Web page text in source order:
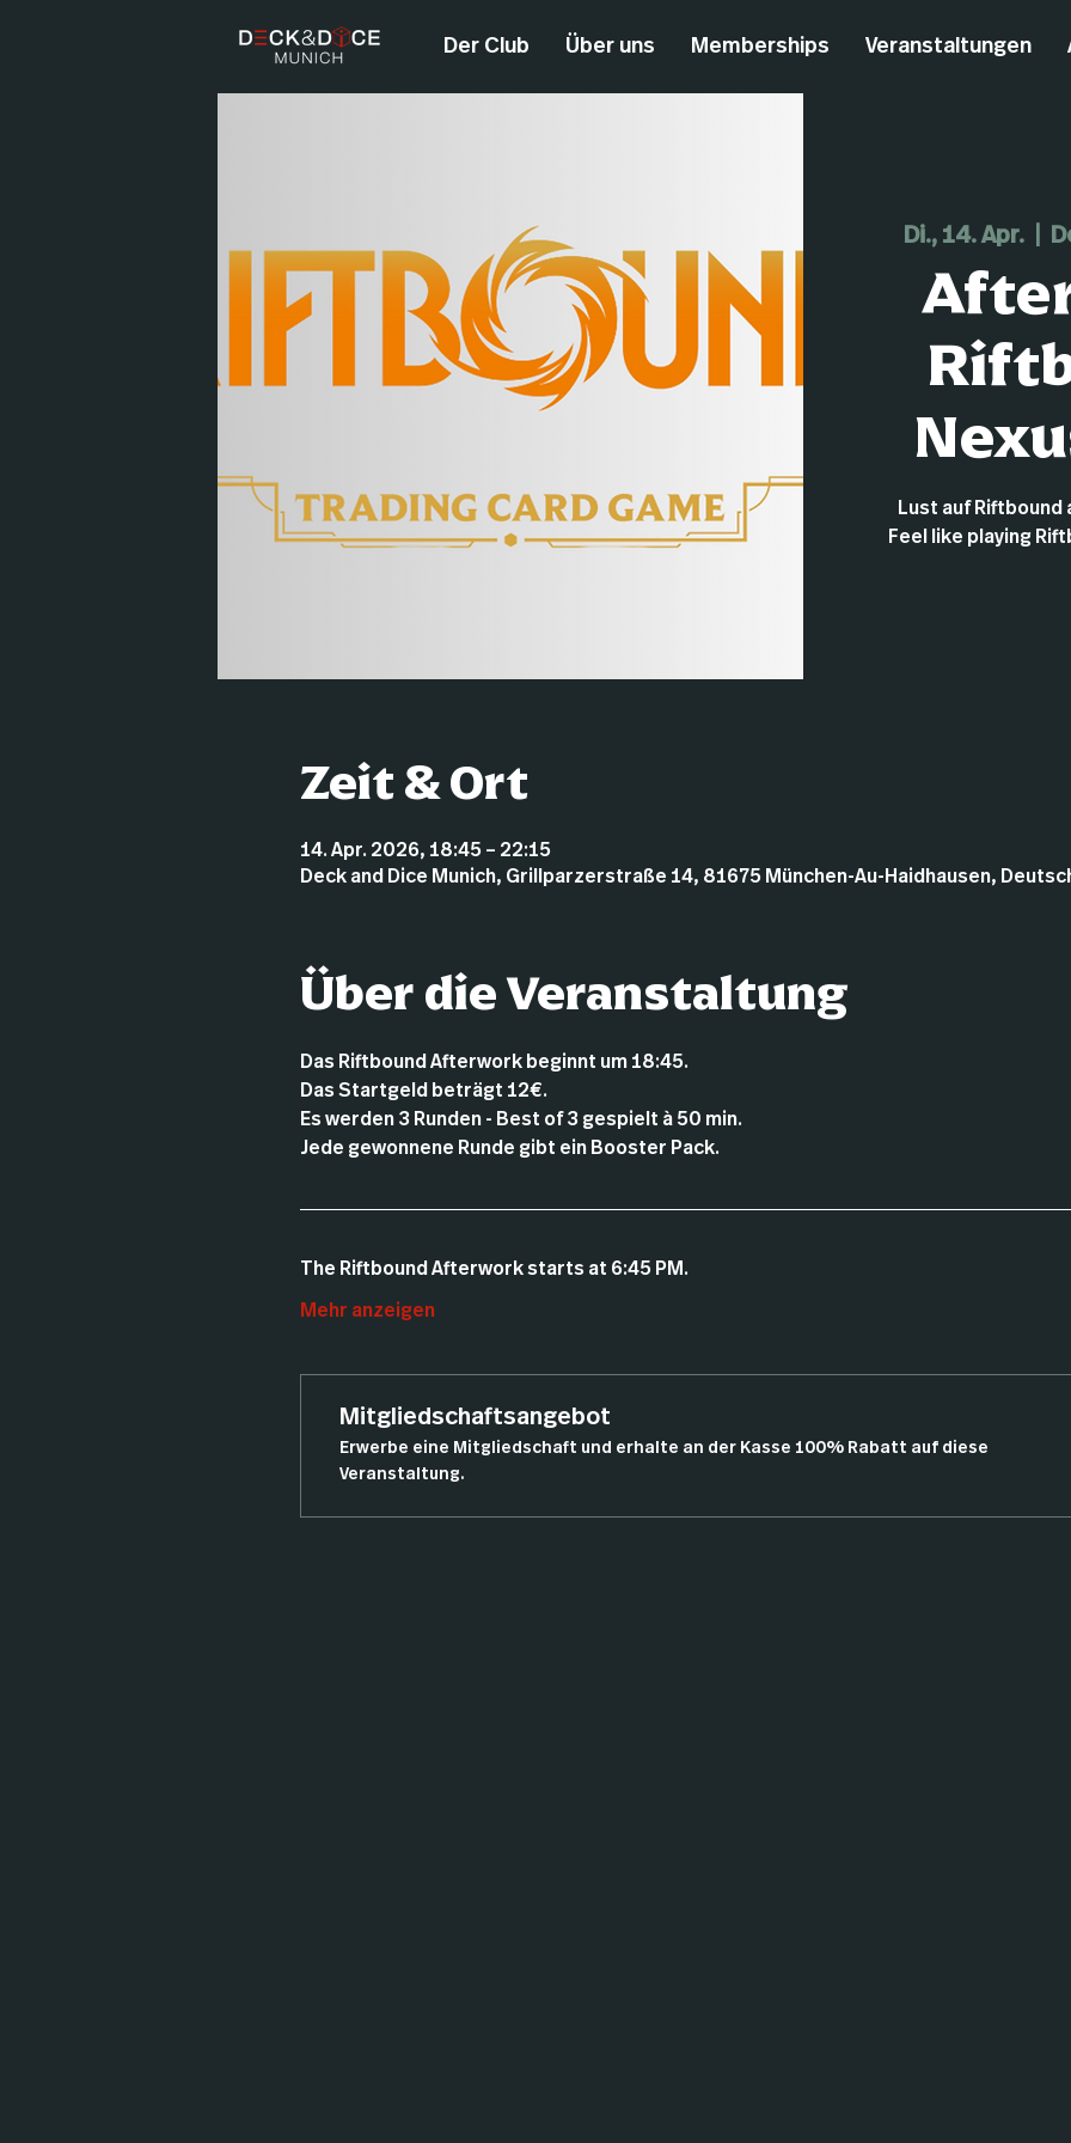
Der Club Über uns Memberships Veranstaltungen
Di., 14. Apr.
  |
Lust auf Riftbound
Feel like playing
Zeit & Ort
14. Apr. 2026, 18:45 – 22:15
Deck and Dice Munich, Grillparzerstraße 14, 81675 München-Au-Haidhausen,
Über die Veranstaltung
Das Riftbound Afterwork beginnt um 18:45.
Das Startgeld beträgt 12€.
Es werden 3 Runden - Best of 3 gespielt à 50 min.
Jede gewonnene Runde gibt ein Booster Pack.
The Riftbound Afterwork starts at 6:45 PM.
Mehr anzeigen
Mitgliedschaftsangebot
Erwerbe eine Mitgliedschaft und erhalte an der Kasse 100% Rabatt auf diese
Veranstaltung.